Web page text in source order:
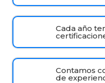
Cada año
Contamos
de